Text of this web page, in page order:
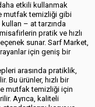
etkili kullanmak
mutfak temizliği gibi
– at tarzında
pratik ve hızlı
sunar. Sarf Market,
için geniş bir
arasında pratiklik,
Bu ürünler, hızlı bir
mutfak temizliği için
Ayrıca, kaliteli